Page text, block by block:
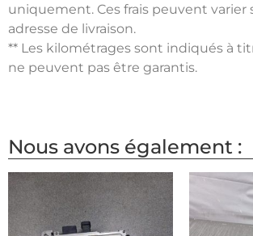
uniquement. Ces frais peuvent varier
adresse de livraison.
** Les kilométrages sont indiqués à
ne peuvent pas être garantis.
Nous avons également :